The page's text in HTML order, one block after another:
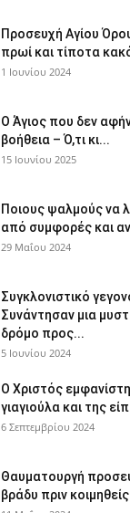
Προσευχή Αγίου
πρωί και τίποτα
1 Ιουνίου 2024
Ο Άγιος που δεν
βοήθεια – Ό,τι κι...
15 Ιουνίου 2025
Ποιους ψαλμούς να
από συμφορές και
29 Μαΐου 2024
Συγκλονιστικό
Συνάντησαν μια
δρόμο προς...
5 Ιουνίου 2024
Ο Χριστός
γιαγιούλα και της
6 Σεπτεμβρίου 2024
Θαυματουργή
βράδυ πριν